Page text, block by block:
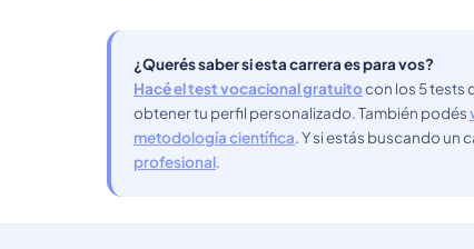
¿Querés saber si esta carrera es para vos?
Hacé el test vocacional gratuitocon los 5 tests
obtener tu perfil personalizado. También podés
metodología científica. Y si estás buscando un
profesional.